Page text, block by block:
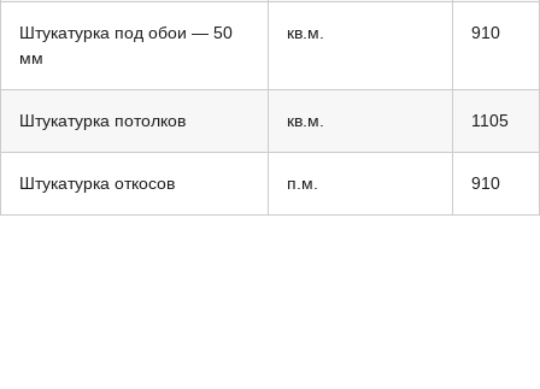
Штукатурка под обои — 50
мм
кв.м. 910
Штукатурка потолков кв.м. 1105
Штукатурка откосов п.м. 910